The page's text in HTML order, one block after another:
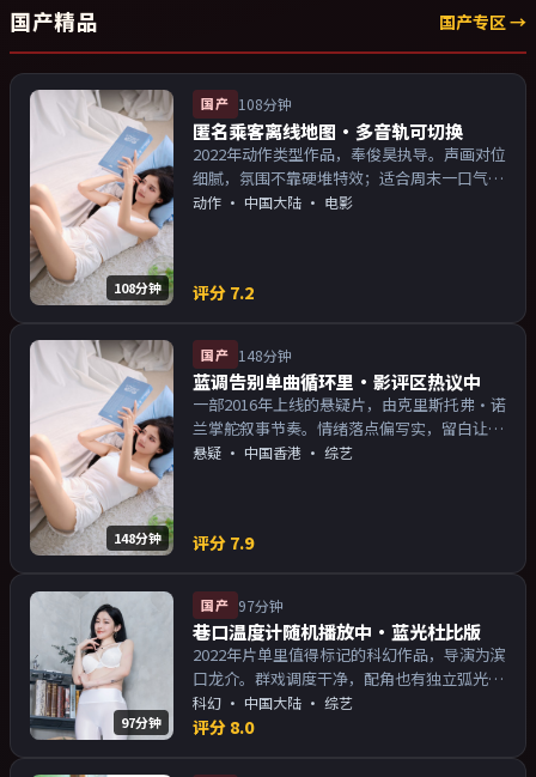
国产精品 国产专区 →
108分钟
国产 108分钟
匿名乘客离线地图·多音轨可切换
2022年动作类型作品，奉俊昊执导。声画对位
细腻，氛围不靠硬堆特效；适合周末一口气追
完。主演以演技派为主，适合喜欢强叙事与人
动作 · 中国大陆 · 电影
评分 7.2
148分钟
国产 148分钟
蓝调告别单曲循环里·影评区热议中
一部2016年上线的悬疑片，由克里斯托弗·诺
兰掌舵叙事节奏。情绪落点偏写实，留白让人
回味；片尾余韵足，讨论空间大。主演以演技
悬疑 · 中国香港 · 综艺
评分 7.9
97分钟
国产 97分钟
巷口温度计随机播放中·蓝光杜比版
2022年片单里值得标记的科幻作品，导演为滨
口龙介。群戏调度干净，配角也有独立弧光；
配乐与画面气质统一。主演以演技派为主，适
合喜欢强叙事与人物关系的观众加入片单。
科幻 · 中国大陆 · 综艺
评分 8.0